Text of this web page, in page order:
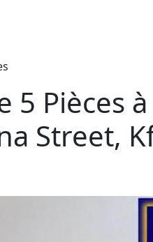
5 Pièces
Street,